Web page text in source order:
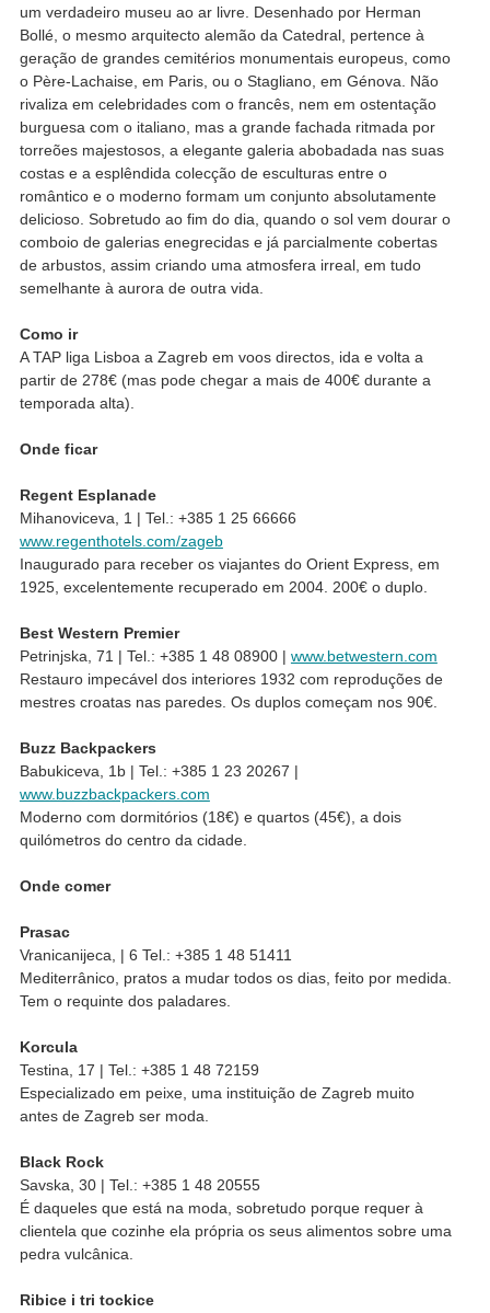
um verdadeiro museu ao ar livre. Desenhado por Herman
Bollé, o mesmo arquitecto alemão da Catedral, pertence à
geração de grandes cemitérios monumentais europeus, como
o Père-Lachaise, em Paris, ou o Stagliano, em Génova. Não
rivaliza em celebridades com o francês, nem em ostentação
burguesa com o italiano, mas a grande fachada ritmada por
torreões majestosos, a elegante galeria abobadada nas suas
costas e a esplêndida colecção de esculturas entre o
romântico e o moderno formam um conjunto absolutamente
delicioso. Sobretudo ao fim do dia, quando o sol vem dourar o
comboio de galerias enegrecidas e já parcialmente cobertas
de arbustos, assim criando uma atmosfera irreal, em tudo
semelhante à aurora de outra vida.
Como ir
A TAP liga Lisboa a Zagreb em voos directos, ida e volta a
partir de 278€ (mas pode chegar a mais de 400€ durante a
temporada alta).
Onde ficar
Regent Esplanade
Mihanoviceva, 1 | Tel.: +385 1 25 66666
www.regenthotels.com/zageb
Inaugurado para receber os viajantes do Orient Express, em
1925, excelentemente recuperado em 2004. 200€ o duplo.
Best Western Premier
Petrinjska, 71 | Tel.: +385 1 48 08900 | www.betwestern.com
Restauro impecável dos interiores 1932 com reproduções de
mestres croatas nas paredes. Os duplos começam nos 90€.
Buzz Backpackers
Babukiceva, 1b | Tel.: +385 1 23 20267 |
www.buzzbackpackers.com
Moderno com dormitórios (18€) e quartos (45€), a dois
quilómetros do centro da cidade.
Onde comer
Prasac
Vranicanijeca, | 6 Tel.: +385 1 48 51411
Mediterrânico, pratos a mudar todos os dias, feito por medida.
Tem o requinte dos paladares.
Korcula
Testina, 17 | Tel.: +385 1 48 72159
Especializado em peixe, uma instituição de Zagreb muito
antes de Zagreb ser moda.
Black Rock
Savska, 30 | Tel.: +385 1 48 20555
É daqueles que está na moda, sobretudo porque requer à
clientela que cozinhe ela própria os seus alimentos sobre uma
pedra vulcânica.
Ribice i tri tockice